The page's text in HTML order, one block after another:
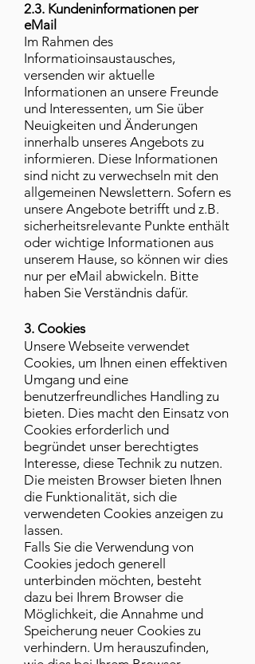
2.3. Kundeninformationen per
eMail
Im Rahmen des
Informatioinsaustausches,
versenden wir aktuelle
Informationen an unsere Freunde
und Interessenten, um Sie über
Neuigkeiten und Änderungen
innerhalb unseres Angebots zu
informieren. Diese Informationen
sind nicht zu verwechseln mit den
allgemeinen Newslettern. Sofern es
unsere Angebote betrifft und z.B.
sicherheitsrelevante Punkte enthält
oder wichtige Informationen aus
unserem Hause, so können wir dies
nur per eMail abwickeln. Bitte
haben Sie Verständnis dafür.
3. Cookies
Unsere Webseite verwendet
Cookies, um Ihnen einen effektiven
Umgang und eine
benutzerfreundliches Handling zu
bieten. Dies macht den Einsatz von
Cookies erforderlich und
begründet unser berechtigtes
Interesse, diese Technik zu nutzen.
Die meisten Browser bieten Ihnen
die Funktionalität, sich die
verwendeten Cookies anzeigen zu
lassen.
Falls Sie die Verwendung von
Cookies jedoch generell
unterbinden möchten, besteht
dazu bei Ihrem Browser die
Möglichkeit, die Annahme und
Speicherung neuer Cookies zu
verhindern. Um herauszufinden,